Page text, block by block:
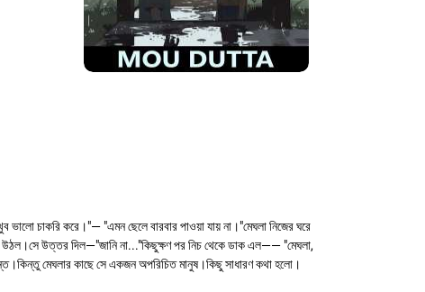
চাকরি করে।"— "এমন ছেলে বারবার পাওয়া যায় না।"মেঘলা নিজের ঘরে
উত্তর দিল—"জানি না..."কিছুক্ষণ পর নিচ থেকে ডাক এল—— "মেঘলা,
মেঘলার কাছে সে একজন অপরিচিত মানুষ।কিছু সাধারণ কথা হলো।